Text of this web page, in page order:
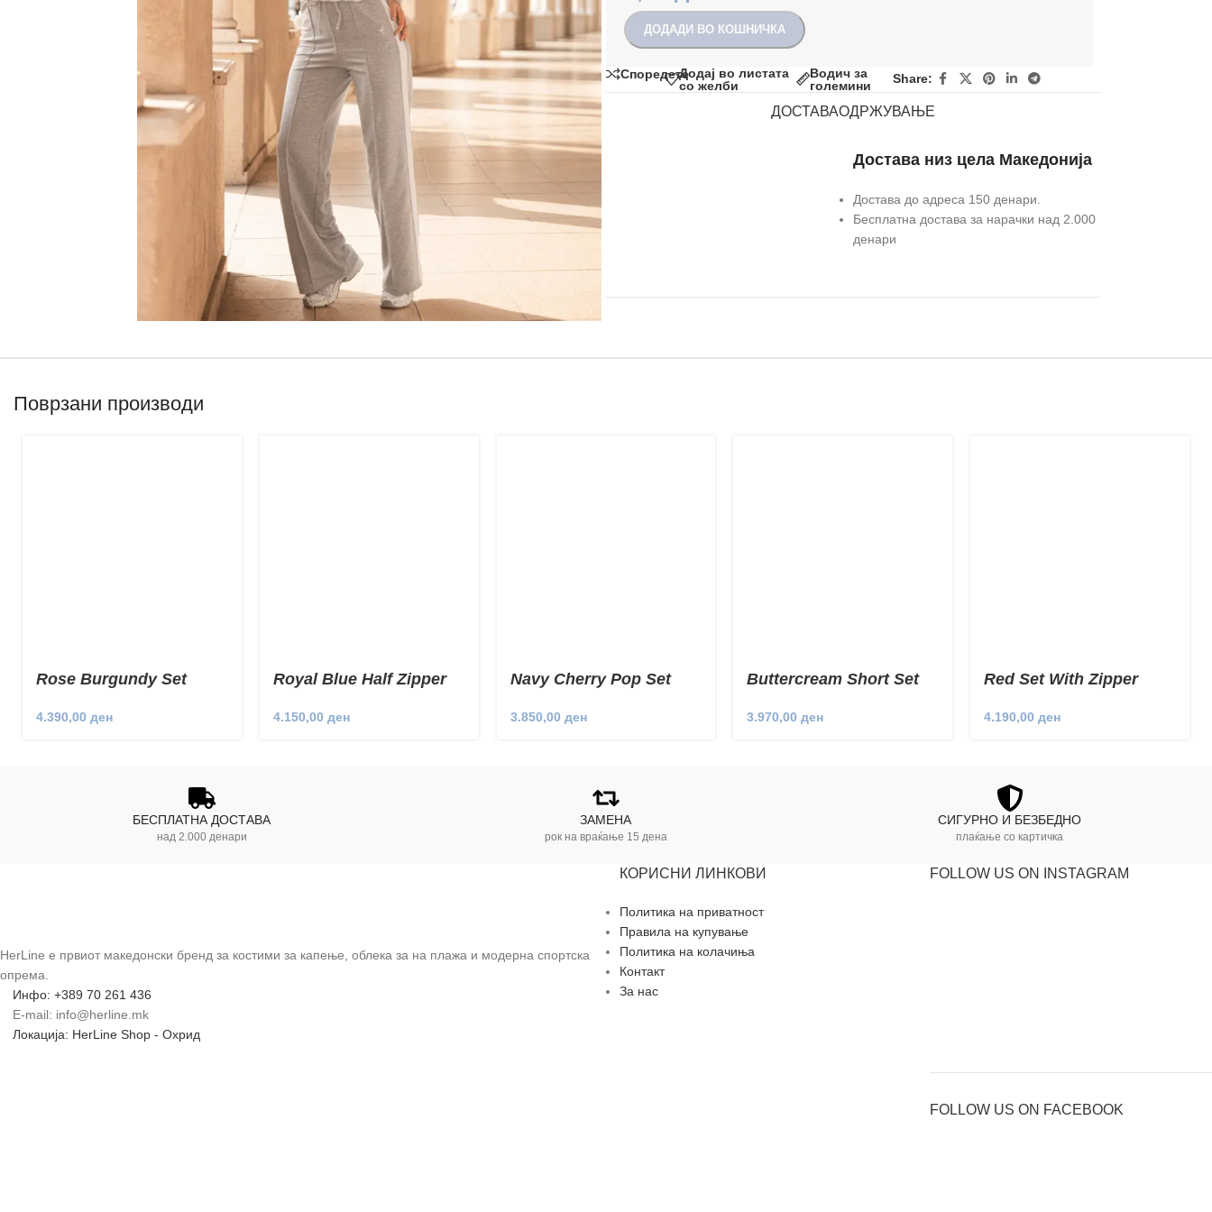
ДОДАДИ ВО КОШНИЧКА
СпоредетеДодај во листата
со желби
Водич за
големини
Share:
ДОСТАВАОДРЖУВАЊЕ
Достава низ цела Македонија
Достава до адреса 150 денари.
Бесплатна достава за нарачки над 2.000
денари
Поврзани производи
Rose Burgundy Set
4.390,00 ден
Royal Blue Half Zipper
4.150,00 ден
Navy Cherry Pop Set
3.850,00 ден
Buttercream Short Set
3.970,00ден
Red Set With Zipper
4.190,00ден
БЕСПЛАТНА ДОСТАВА
над 2.000 денари
ЗАМЕНА
рок на враќање 15 дена
СИГУРНО И БЕЗБЕДНО
плаќање со картичка
HerLine е првиот македонски бренд за костими за капење, облека за на плажа и модерна спортска
опрема.
Инфо: +389 70 261 436
E-mail: info@herline.mk
Локација: HerLine Shop - Охрид
КОРИСНИ ЛИНКОВИ
Политика на приватност
Правила на купување
Политика на колачиња
Контакт
За нас
FOLLOW US ON INSTAGRAM
FOLLOW US ON FACEBOOK